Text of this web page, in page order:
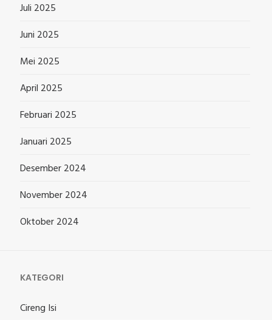
Juli 2025
Juni 2025
Mei 2025
April 2025
Februari 2025
Januari 2025
Desember 2024
November 2024
Oktober 2024
KATEGORI
Cireng Isi